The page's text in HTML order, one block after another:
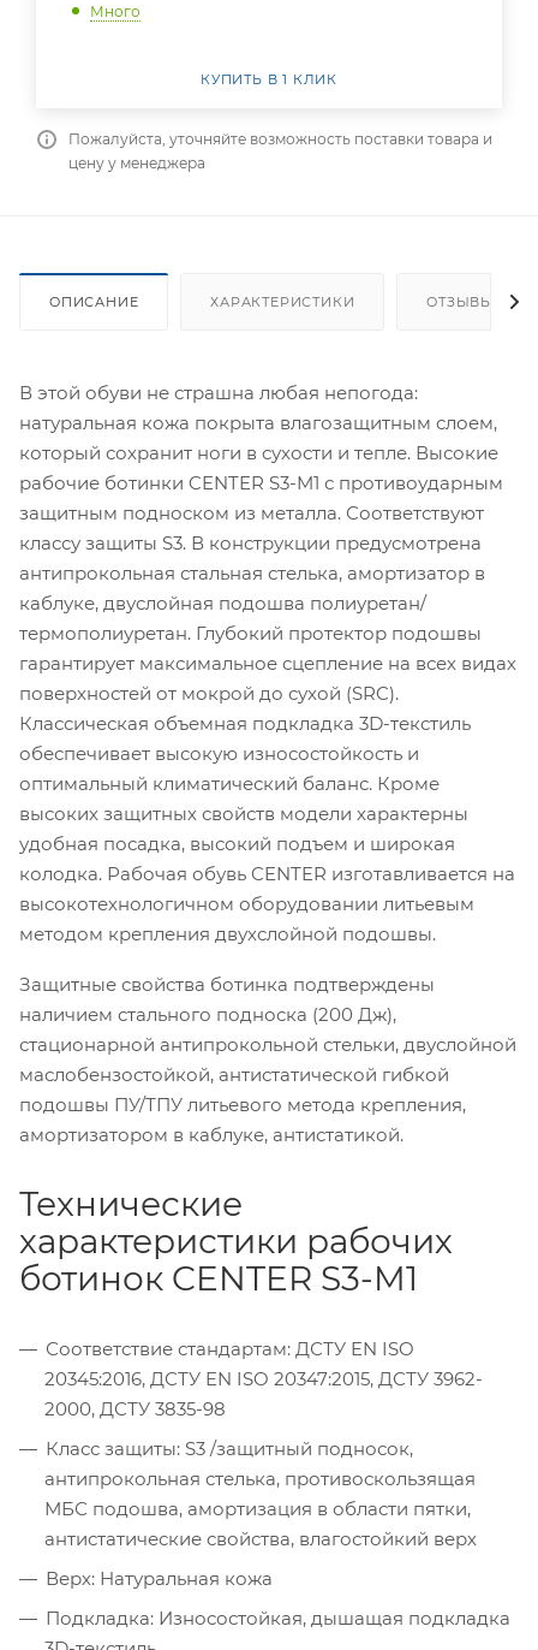
Много
КУПИТЬ В 1 КЛИК
Пожалуйста, уточняйте возможность поставки товара и
цену у менеджера
ОПИСАНИЕ ХАРАКТЕРИСТИКИ ОТЗЫВЫ
В этой обуви не страшна любая непогода:
натуральная кожа покрыта влагозащитным слоем,
который сохранит ноги в сухости и тепле. Высокие
рабочие ботинки CENTER S3-M1 с противоударным
защитным подноском из металла. Соответствуют
классу защиты S3. В конструкции предусмотрена
антипрокольная стальная стелька, амортизатор в
каблуке, двуслойная подошва полиуретан/
термополиуретан. Глубокий протектор подошвы
гарантирует максимальное сцепление на всех видах
поверхностей от мокрой до сухой (SRC).
Классическая объемная подкладка 3D-текстиль
обеспечивает высокую износостойкость и
оптимальный климатический баланс. Кроме
высоких защитных свойств модели характерны
удобная посадка, высокий подъем и широкая
колодка. Рабочая обувь CENTER изготавливается на
высокотехнологичном оборудовании литьевым
методом крепления двухслойной подошвы.
Защитные свойства ботинка подтверждены
наличием стального подноска (200 Дж),
стационарной антипрокольной стельки, двуслойной
маслобензостойкой, антистатической гибкой
подошвы ПУ/ТПУ литьевого метода крепления,
амортизатором в каблуке, антистатикой.
Технические
характеристики рабочих
ботинок CENTER S3-M1
Соответствие стандартам: ДСТУ EN ISO
20345:2016, ДСТУ EN ISO 20347:2015, ДСТУ 3962-
2000, ДСТУ 3835-98
Класс защиты: S3 /защитный подносок,
антипрокольная стелька, противоскользящая
МБС подошва, амортизация в области пятки,
антистатические свойства, влагостойкий верх
Верх: Натуральная кожа
Подкладка: Износостойкая, дышащая подкладка